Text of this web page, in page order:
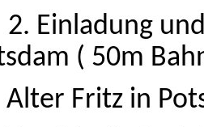
und
( 50m
Fritz in